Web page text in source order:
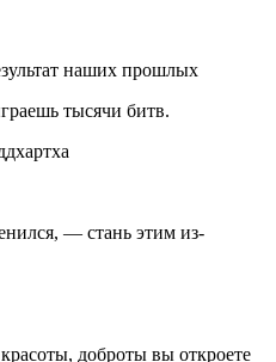
наших прошлых
тысячи битв.
— стань этим из-
доброты вы откроете